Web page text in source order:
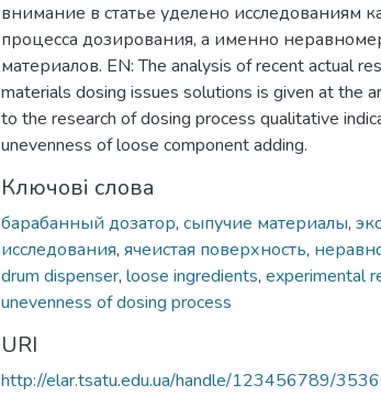
внимание в статье уделено исследованиям
процесса дози­рования, а именно
материалов. EN: The analysis of recent actual
materials dosing issues solutions is given at the
to the research of dosing process qualitative
unevenness of loose component adding.
Ключові слова
барабанный дозатор, сы­пучие материалы,
исследова­ния, ячеистая поверхность,
drum dispenser, loose ingredients, experimental
unevenness of dosing process
URI
http://elar.tsatu.edu.ua/handle/123456789/3536